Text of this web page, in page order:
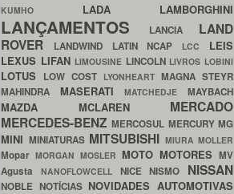
KUMHO LADA LAMBORGHINI
LANÇAMENTOS LANCIA LAND
ROVER
LANDWIND LATIN NCAP LCC LEIS
LEXUS LIFAN LIMOUSINE LINCOLN LIVROS LOBINI
LOTUS LOW COST LYONHEART MAGNA STEYR
MAHINDRA MASERATIMATCHEDJEMAYBACH
MAZDA MCLAREN MERCADO
MERCEDES-BENZMERCOSUL MERCURYMG
MINI MINIATURAS MITSUBISHI MIURA MOLLER
Mopar MORGAN MOSLER MOTO MOTORES MV
Agusta NANOFLOWCELL NICENISMO NISSAN
NOBLE NOTÍCIAS NOVIDADES AUTOMOTIVAS